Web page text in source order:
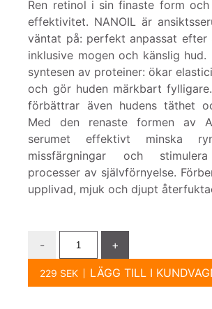
Ren retinol i sin finaste form
effektivitet. NANOIL är
väntat på: perfekt anpassat efter
inklusive mogen och känslig hud.
syntesen av proteiner: ökar
och gör huden märkbart
förbättrar även hudens täthet
Med den renaste formen av
serumet effektivt minska
missfärgningar och
processer av självförnyelse.
upplivad, mjuk och djupt
-
+
LÄGG TILL I